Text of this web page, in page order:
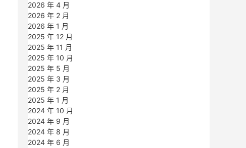
2026 年 4 月
2026 年 2 月
2026 年 1 月
2025 年 12 月
2025 年 11 月
2025 年 10 月
2025 年 5 月
2025 年 3 月
2025 年 2 月
2025 年 1 月
2024 年 10 月
2024 年 9 月
2024 年 8 月
2024 年 6 月